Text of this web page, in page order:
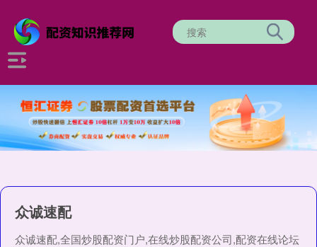
众诚速配
众诚速配,全国炒股配资门户,在线炒股配资公司,配资在线论坛